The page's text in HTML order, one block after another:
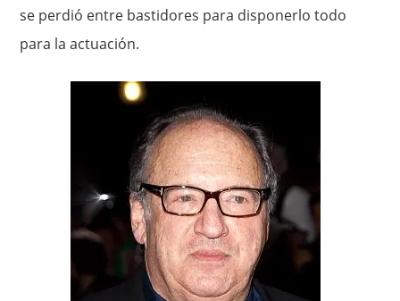
se perdió entre bastidores para disponerlo todo
para la actuación.